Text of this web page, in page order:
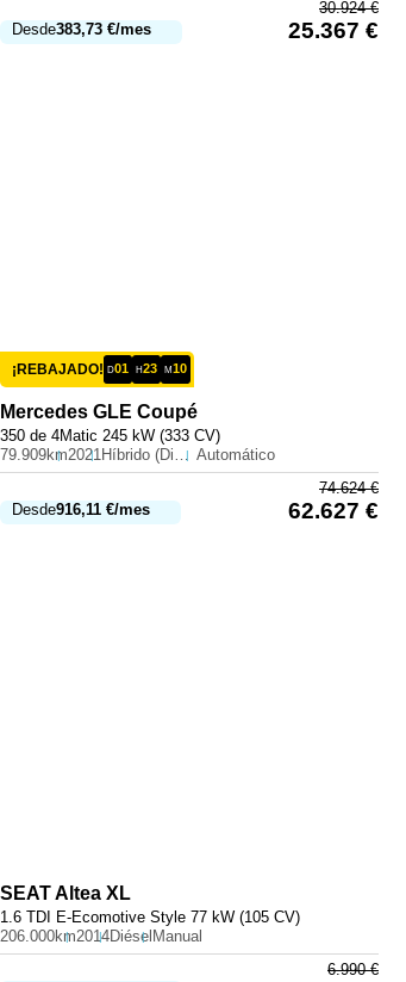
Desde383,73 €/mes
30.924€
25.367 €
¡REBAJADO! D01 H23 M10
Mercedes GLE Coupé
350 de 4Matic 245 kW (333 CV)
79.909km2021 Híbrido (Diesel) Automático
Desde916,11 €/mes
74.624€
62.627 €
SEATAltea XL
1.6 TDI E-Ecomotive Style 77 kW (105 CV)
206.000km2014DiéselManual
6.990€